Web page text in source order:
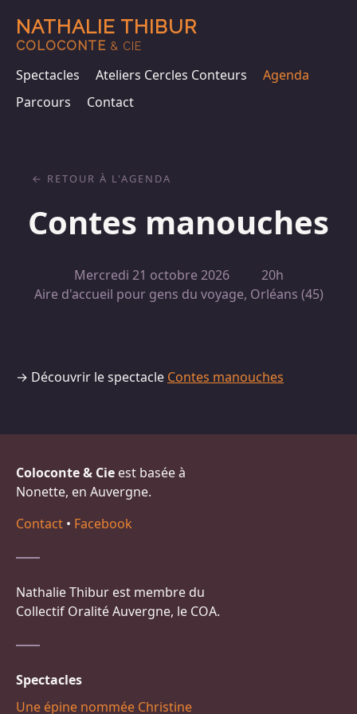
NATHALIE THIBUR
COLOCONTE & CIE
Spectacles Ateliers Cercles Conteurs
Agenda
Parcours
Contact
Contes manouches
Mercredi 21 octobre 2026
20h
Aire d'accueil pour gens du voyage, Orléans (45)
RETOUR À L'AGENDA
→ Découvrir le spectacle Contes manouches
Coloconte & Cie est basée à
Nonette, en Auvergne.
Contact • Facebook
Nathalie Thibur est membre du
Collectif Oralité Auvergne, le COA.
Spectacles
Une épine nommée Christine